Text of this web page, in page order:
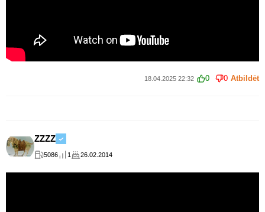
18.04.2025 22:32 0 0 Atbildēt
ZZZZ
5086 1 26.02.2014